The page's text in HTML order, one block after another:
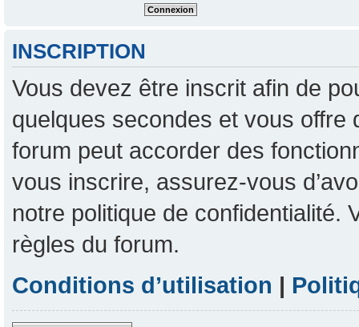
INSCRIPTION
Vous devez être inscrit afin de
quelques secondes et vous offre
forum peut accorder des
vous inscrire, assurez-vous
notre politique de confidentialité.
règles du forum.
Conditions d’utilisation |